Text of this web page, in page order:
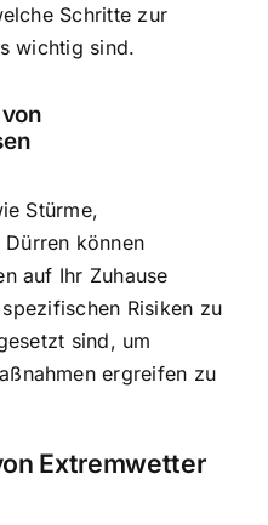
Schritte zur
wichtig sind.
Stürme,
können
auf Ihr Zuhause
Risiken zu
sind, um
ergreifen zu
Extremwetter